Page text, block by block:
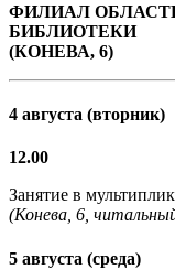
ФИЛИАЛ
БИБЛИОТЕКИ
(КОНЕВА, 6)
4 августа (вторник)
12.00
Занятие в
(Конева, 6,
5 августа (среда)